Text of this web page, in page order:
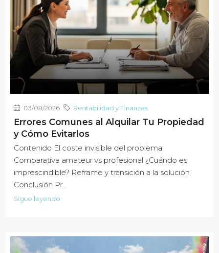
03/08/2026 Rentabilidad y Finanzas
Errores Comunes al Alquilar Tu Propiedad
y Cómo Evitarlos
Contenido El coste invisible del problema
Comparativa amateur vs profesional ¿Cuándo es
imprescindible? Reframe y transición a la solución
Conclusión Pr…
Sigue leyendo